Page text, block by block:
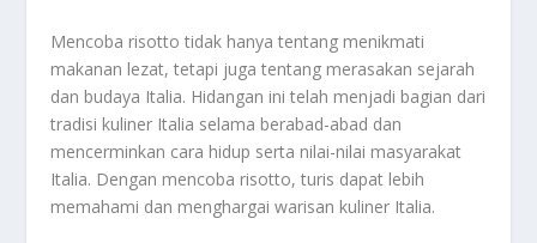
Mencoba risotto tidak hanya tentang menikmati
makanan lezat, tetapi juga tentang merasakan sejarah
dan budaya Italia. Hidangan ini telah menjadi bagian dari
tradisi kuliner Italia selama berabad-abad dan
mencerminkan cara hidup serta nilai-nilai masyarakat
Italia. Dengan mencoba risotto, turis dapat lebih
memahami dan menghargai warisan kuliner Italia.